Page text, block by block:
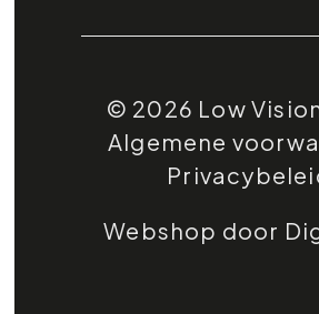
© 2026 Low
Algemene
Webshop door